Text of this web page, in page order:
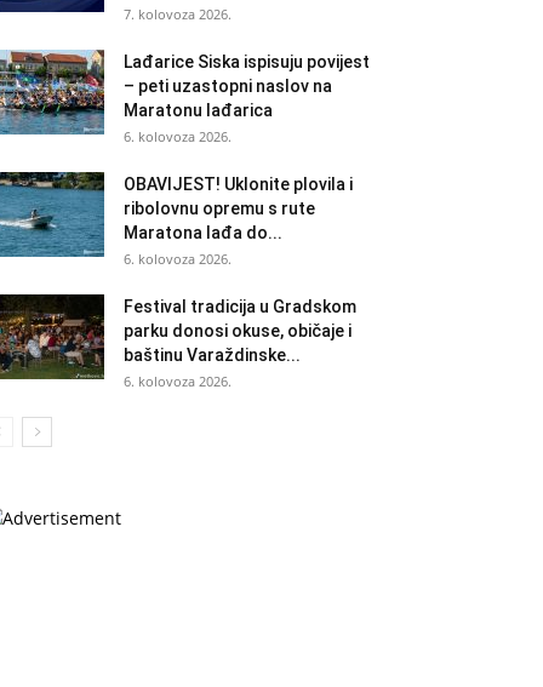
7. kolovoza 2026.
Lađarice Siska ispisuju povijest
– peti uzastopni naslov na
Maratonu lađarica
6. kolovoza 2026.
OBAVIJEST! Uklonite plovila i
ribolovnu opremu s rute
Maratona lađa do...
6. kolovoza 2026.
Festival tradicija u Gradskom
parku donosi okuse, običaje i
baštinu Varaždinske...
6. kolovoza 2026.